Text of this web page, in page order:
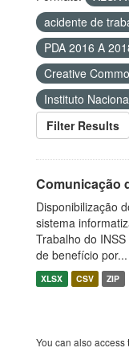
acidente de
PDA 2016 A
Creative
Instituto
Filter Results
Comunicação
Disponibilização
sistema
Trabalho do
de benefício por...
XLSX CSV ZIP
You can also access